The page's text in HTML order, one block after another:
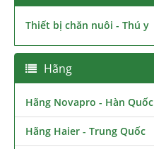
Thiết bị chăn nuôi - Thú y
Hãng
Hãng Novapro - Hàn Quốc
Hãng Haier - Trung Quốc